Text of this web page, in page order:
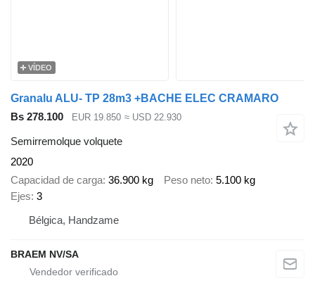
VÍDEO
Granalu ALU- TP 28m3 +BACHE ELEC CRAMARO
Bs 278.100
EUR 19.850 ≈ USD 22.930
Semirremolque volquete
2020
Capacidad de carga 36.900 kg Peso neto 5.100 kg
Ejes 3
Bélgica, Handzame
BRAEM NV/SA